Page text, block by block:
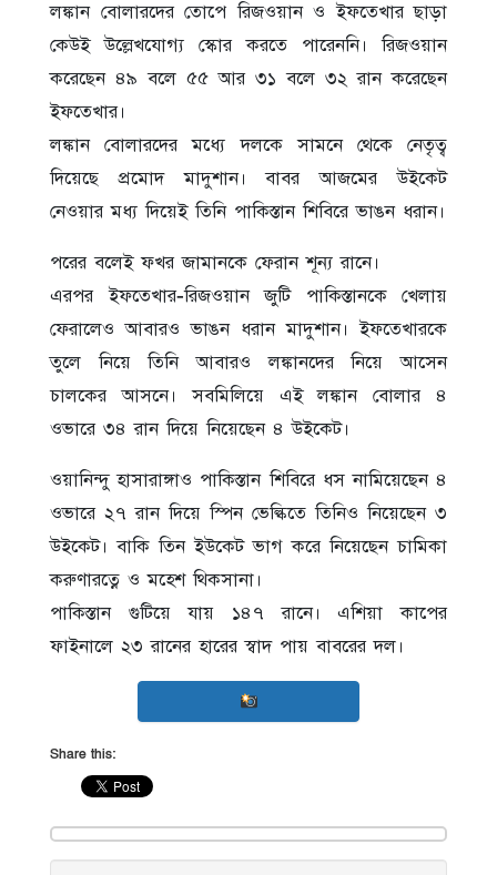
লঙ্কান বোলারদের তোপে রিজওয়ান ও ইফতেখার ছাড়া
কেউই উল্লেখযোগ্য স্কোর করতে পারেননি। রিজওয়ান
করেছেন ৪৯ বলে ৫৫ আর ৩১ বলে ৩২ রান করেছেন
ইফতেখার।
লঙ্কান বোলারদের মধ্যে দলকে সামনে থেকে নেতৃত্ব
দিয়েছে প্রমোদ মাদুশান। বাবর আজমের উইকেট
নেওয়ার মধ্য দিয়েই তিনি পাকিস্তান শিবিরে ভাঙন ধরান।
পরের বলেই ফখর জামানকে ফেরান শূন্য রানে।
এরপর ইফতেখার-রিজওয়ান জুটি পাকিস্তানকে খেলায়
ফেরালেও আবারও ভাঙন ধরান মাদুশান। ইফতেখারকে
তুলে নিয়ে তিনি আবারও লঙ্কানদের নিয়ে আসেন
চালকের আসনে। সবমিলিয়ে এই লঙ্কান বোলার ৪
ওভারে ৩৪ রান দিয়ে নিয়েছেন ৪ উইকেট।
ওয়ানিন্দু হাসারাঙ্গাও পাকিস্তান শিবিরে ধস নামিয়েছেন ৪
ওভারে ২৭ রান দিয়ে স্পিন ভেল্কিতে তিনিও নিয়েছেন ৩
উইকেট। বাকি তিন ইউকেট ভাগ করে নিয়েছেন চামিকা
করুণারত্নে ও মহেশ থিকসানা।
পাকিস্তান গুটিয়ে যায় ১৪৭ রানে। এশিয়া কাপের
ফাইনালে ২৩ রানের হারের স্বাদ পায় বাবরের দল।
Share this: